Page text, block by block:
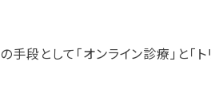
として「オンライン診療」と「